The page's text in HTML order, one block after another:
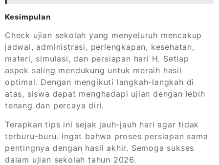
Kesimpulan
Check ujian sekolah yang menyeluruh mencakup
jadwal, administrasi, perlengkapan, kesehatan,
materi, simulasi, dan persiapan hari H. Setiap
aspek saling mendukung untuk meraih hasil
optimal. Dengan mengikuti langkah-langkah di
atas, siswa dapat menghadapi ujian dengan lebih
tenang dan percaya diri.
Terapkan tips ini sejak jauh-jauh hari agar tidak
terburu-buru. Ingat bahwa proses persiapan sama
pentingnya dengan hasil akhir. Semoga sukses
dalam ujian sekolah tahun 2026.